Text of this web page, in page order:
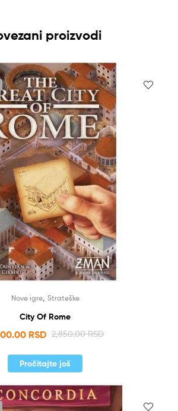
proizvodi
Nove igre, Strateške
City Of Rome
2,850.00RSD
RSD
Pročitajte još